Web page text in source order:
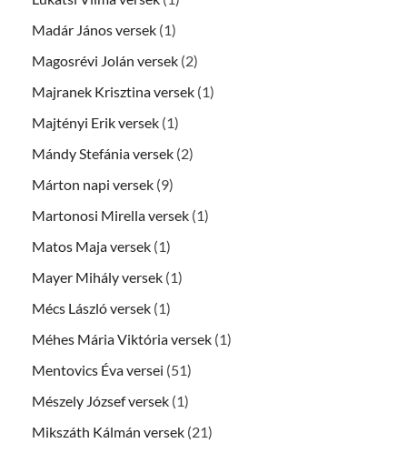
Madár János versek (1)
Magosrévi Jolán versek (2)
Majranek Krisztina versek (1)
Majtényi Erik versek (1)
Mándy Stefánia versek (2)
Márton napi versek (9)
Martonosi Mirella versek (1)
Matos Maja versek (1)
Mayer Mihály versek (1)
Mécs László versek (1)
Méhes Mária Viktória versek (1)
Mentovics Éva versei (51)
Mészely József versek (1)
Mikszáth Kálmán versek (21)